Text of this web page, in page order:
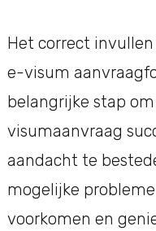
Het correct
e-visum
belangrijke stap
visumaanvraag
aandacht te
mogelijke
voorkomen en